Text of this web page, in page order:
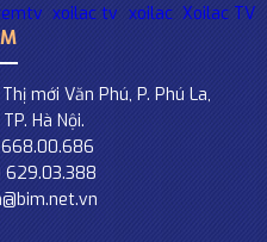
xoilac tv xoilac Xoilac TV
mới Văn Phú, P. Phú La,
Hà Nội.
629.03.388